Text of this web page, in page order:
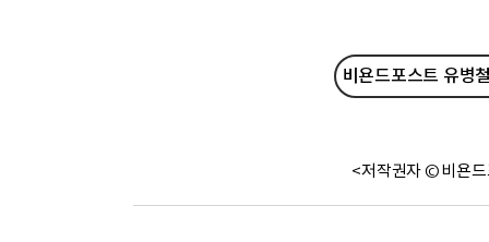
비욘드포스트 유병
<저작권자 © 비욘드